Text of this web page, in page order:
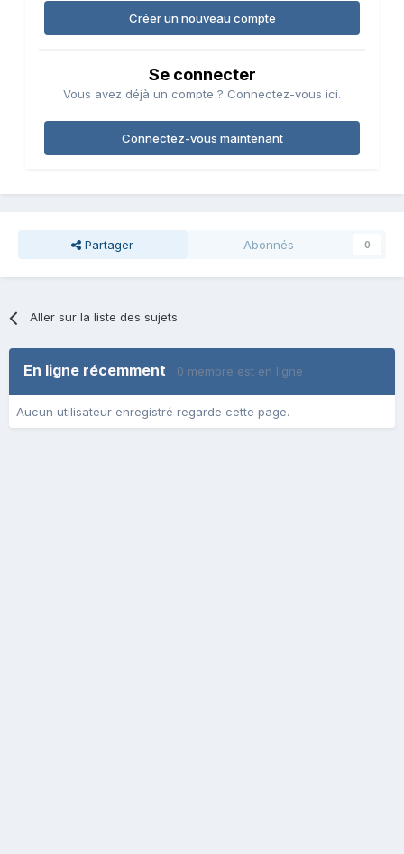
Créer un nouveau compte
Se connecter
Vous avez déjà un compte ? Connectez-vous ici.
Connectez-vous maintenant
Partager Abonnés 0
Aller sur la liste des sujets
En ligne récemment 0 membre est en ligne
Aucun utilisateur enregistré regarde cette page.